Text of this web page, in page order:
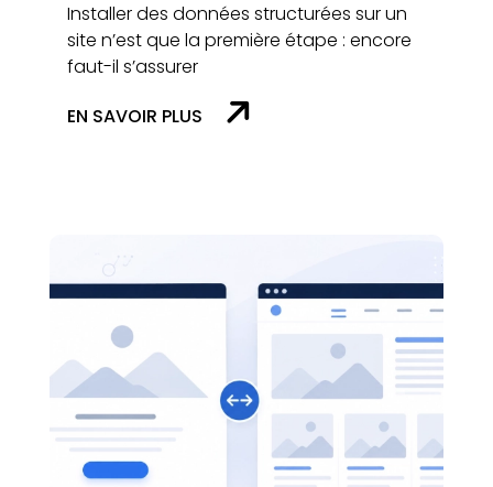
Installer des données structurées sur un
site n’est que la première étape : encore
faut-il s’assurer
EN SAVOIR PLUS